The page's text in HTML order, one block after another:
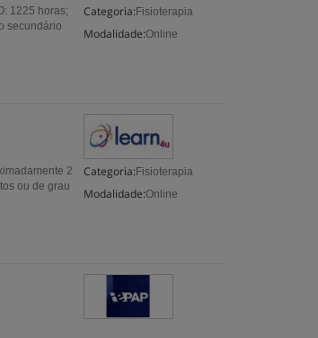
Categoria: Fisioterapia
Modalidade:Online
1225 horas;
secundário
Categoria: Fisioterapia
Modalidade:Online
2
ou de grau